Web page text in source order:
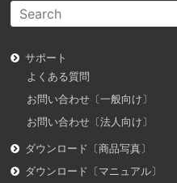
サポート
よくある質問
お問い合わせ〔一般向け〕
お問い合わせ〔法人向け〕
ダウンロード〔商品写真〕
ダウンロード〔マニュアル〕